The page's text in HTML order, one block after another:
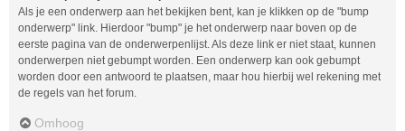
Als je een onderwerp aan het bekijken bent, kan je klikken op de "bump
onderwerp" link. Hierdoor "bump" je het onderwerp naar boven op de
eerste pagina van de onderwerpenlijst. Als deze link er niet staat, kunnen
onderwerpen niet gebumpt worden. Een onderwerp kan ook gebumpt
worden door een antwoord te plaatsen, maar hou hierbij wel rekening met
de regels van het forum.
Omhoog